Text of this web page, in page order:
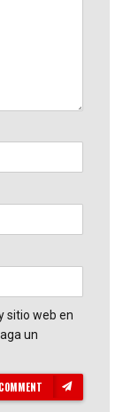
sitio web en
un